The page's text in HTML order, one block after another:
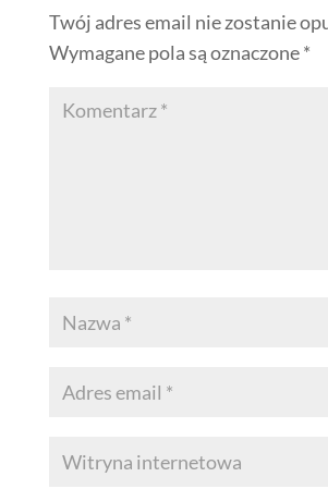
Twój adres email nie zostanie
Wymagane pola są oznaczone*